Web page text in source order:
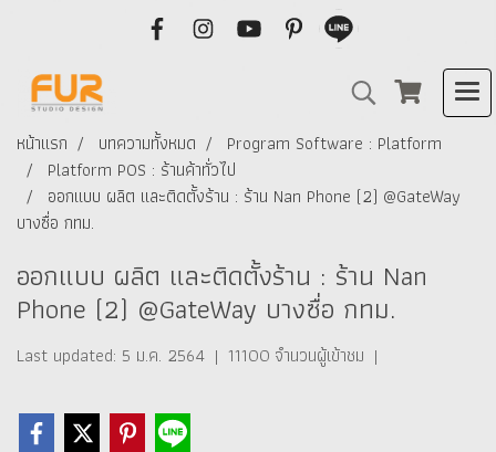
หน้าแรก บทความทั้งหมด
Program Software : Platform
Platform POS : ร้านค้าทั่วไป
ออกแบบ ผลิต และติดตั้งร้าน : ร้าน Nan Phone (2) @GateWay
บางซื่อ กทม.
ออกแบบ ผลิต และติดตั้งร้าน : ร้าน Nan
Phone (2) @GateWay บางซื่อ กทม.
Last updated: 5 ม.ค. 2564 | 11100 จำนวนผู้เข้าชม |